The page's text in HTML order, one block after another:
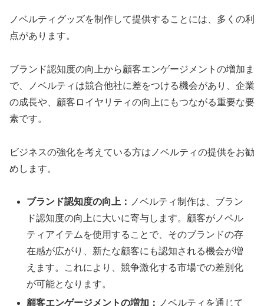
ノベルティグッズを制作して提供することには、多くの利
点があります。
ブランド認知度の向上から顧客エンゲージメントの増加ま
で、ノベルティは競合他社に差をつける機会があり、企業
の成長や、顧客ロイヤリティの向上にもつながる重要な要
素です。
ビジネスの強化を考えている方はノベルティの提供をお勧
めします。
ブランド認知度の向上： ノベルティ制作は、ブラン
ド認知度の向上に大いに寄与します。顧客がノベル
ティアイテムを使用することで、そのブランドの存
在感が広がり、新たな顧客にも認知される機会が増
えます。これにより、競争激化する市場での差別化
が可能となります。
顧客エンゲージメントの増加： ノベルティを通じて